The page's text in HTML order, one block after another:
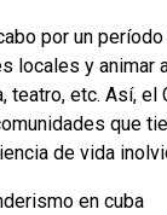
por un
locales y
teatro, etc. Así,
que
de vida